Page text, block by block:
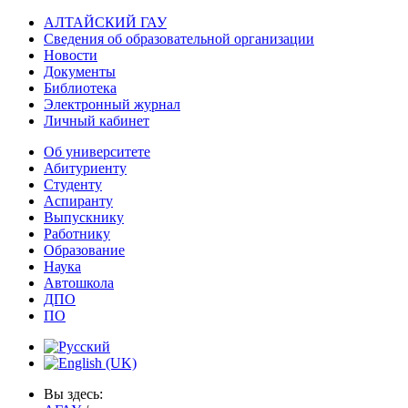
АЛТАЙСКИЙ ГАУ
Сведения об образовательной организации
Новости
Документы
Библиотека
Электронный журнал
Личный кабинет
Об университете
Абитуриенту
Студенту
Аспиранту
Выпускнику
Работнику
Образование
Наука
Автошкола
ДПО
ПО
Вы здесь: